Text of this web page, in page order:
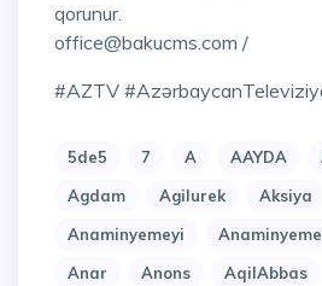
qorunur.
office@bakucms.com /
#AZTV
5de5 7 A AAYDA
Agdam
Agilurek Aksiya
Anaminyemeyi
Anar
Anons AqilAbbas